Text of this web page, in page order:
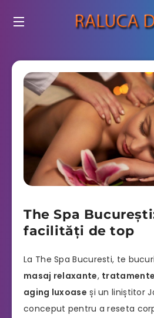
The Spa
facilități de top
La The Spa Bucuresti, te
masaj relaxante,
aging luxoase și un liniștitor
conceput pentru a reseta